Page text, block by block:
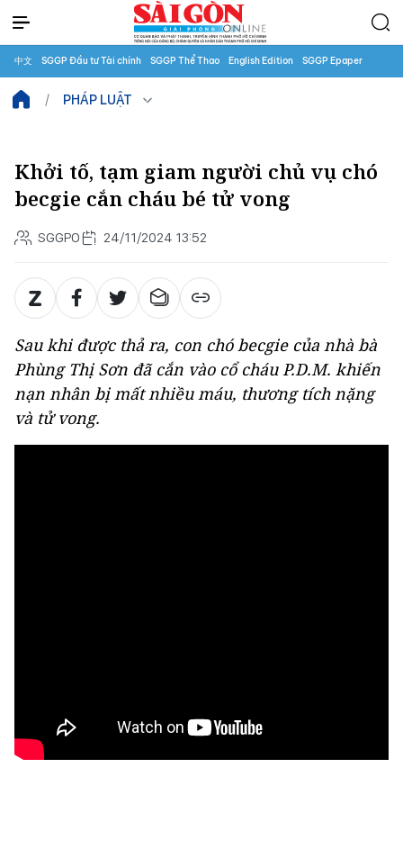
中文 SGGP Đầu tư Tài chính SGGP Thể Thao English Edition SGGP Epaper
PHÁP LUẬT
Khởi tố, tạm giam người chủ vụ chó
becgie cắn cháu bé tử vong
SGGPO 24/11/2024 13:52
Sau khi được thả ra, con chó becgie của nhà bà
Phùng Thị Sơn đã cắn vào cổ cháu P.D.M. khiến
nạn nhân bị mất nhiều máu, thương tích nặng
và tử vong.